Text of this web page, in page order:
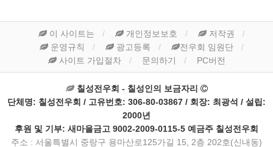
이 사이트는 개인정보보호
저작권
운영규칙
광고등록
전우회 임원단
사이트 가입절차
문의하기 PC버전
칠성전우회 - 칠성인의 보금자리
단체명: 칠성전우회 / 고유번호: 306-80-03867 / 회장: 최광석 / 설립:
2000년
후원 및 기부: 새마을금고 9002-2009-0115-5 예금주 칠성전우회
주소 : 서울특별시 중랑구 용마산로125가길 15, 2층 202호(신내동)